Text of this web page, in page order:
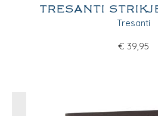
TRESANTI
Tresanti
€ 39,95